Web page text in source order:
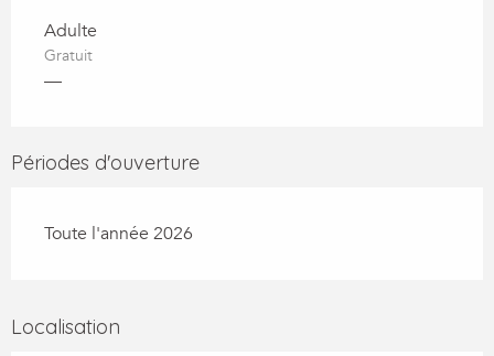
Adulte
Gratuit
—
Périodes d'ouverture
Toute l'année 2026
Localisation